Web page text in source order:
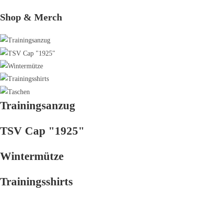
Shop & Merch
Trainingsanzug
TSV Cap "1925"
Wintermütze
Trainingsshirts